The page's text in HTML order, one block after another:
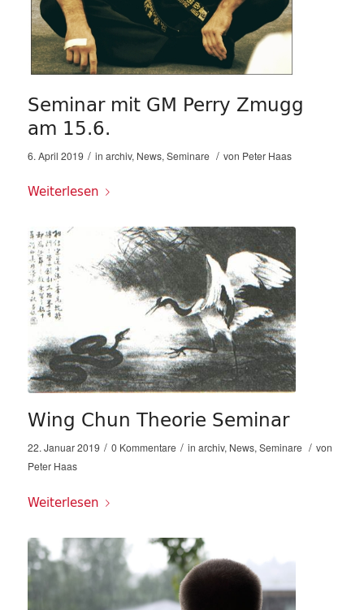
Seminar mit GM Perry Zmugg
am 15.6.
6. April 2019 / in archiv, News, Seminare / von Peter Haas
Weiterlesen
Wing Chun Theorie Seminar
22. Januar 2019 / 0 Kommentare / in archiv, News, Seminare / von
Peter Haas
Weiterlesen